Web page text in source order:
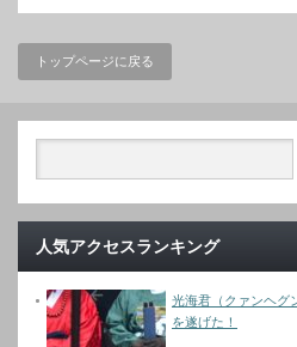
トップページに戻る
人気アクセスランキング
光海君（クァンヘグ
を遂げた！